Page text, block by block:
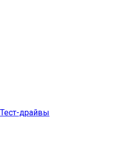
Тест-драйвы